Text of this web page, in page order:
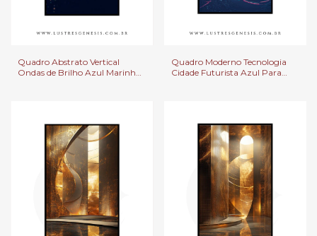
Quadro Abstrato Vertical
Ondas de Brilho Azul Marinho
Quadro Moderno Tecnologia
Cidade Futurista Azul Para